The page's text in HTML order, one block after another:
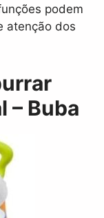
podem
atenção dos
– Buba